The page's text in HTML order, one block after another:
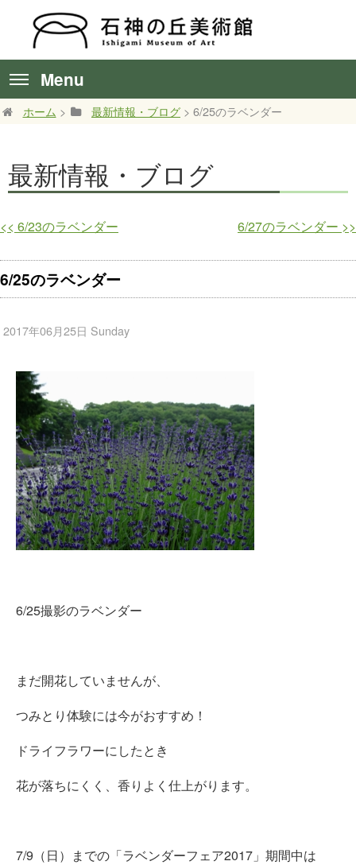
Menu
ホーム > 最新情報・ブログ > 6/25のラベンダー
最新情報・ブログ
<< 6/23のラベンダー 6/27のラベンダー >>
6/25のラベンダー
2017年06月25日 Sunday
6/25撮影のラベンダー
まだ開花していませんが、
つみとり体験には今がおすすめ！
ドライフラワーにしたとき
花が落ちにくく、香りよく仕上がります。
7/9（日）までの「ラベンダーフェア2017」期間中は